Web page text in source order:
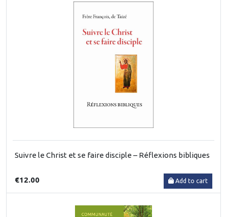
Suivre le Christ et se faire disciple – Réflexions bibliques
€12.00 Add to cart